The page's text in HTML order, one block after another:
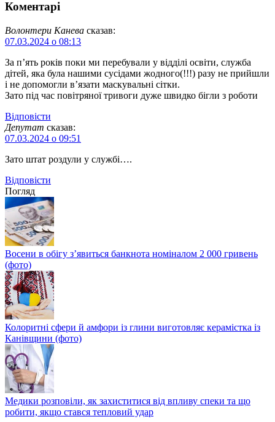
Коментарі
Волонтери Канева сказав:
07.03.2024 о 08:13
За п’ять років поки ми перебували у відділі освіти, служба
дітей, яка була нашими сусідами жодного(!!!) разу не прийшли
і не допомогли в’язати маскувальні сітки.
Зато під час повітряної тривоги дуже швидко бігли з роботи
Відповіcти
Депутат сказав:
07.03.2024 о 09:51
Зато штат роздули у службі….
Відповіcти
Погляд
Восени в обігу з’явиться банкнота номіналом 2 000 гривень
(фото)
Колоритні сфери й амфори із глини виготовляє керамістка із
Канівщини (фото)
Медики розповіли, як захиститися від впливу спеки та що
робити, якщо стався тепловий удар